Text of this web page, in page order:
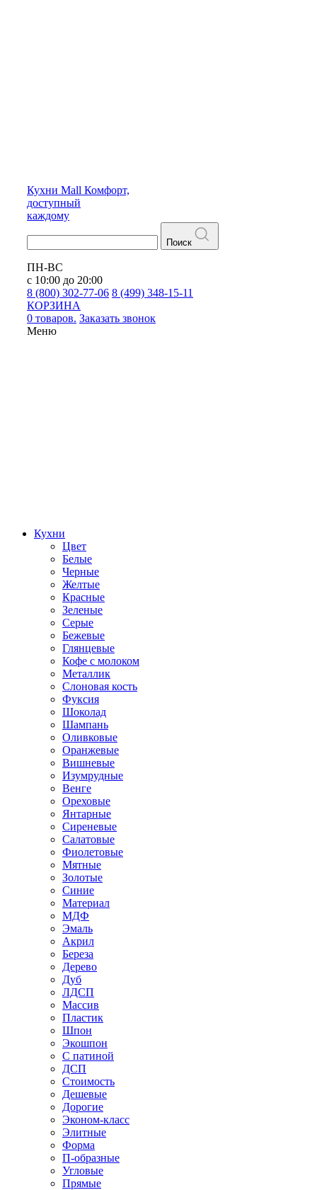
Кухни Mall Комфорт,
доступный
каждому
Поиск
ПН-ВС
с 10:00 до 20:00
8 (800) 302-77-06 8 (499) 348-15-11
КОРЗИНА
0 товаров. Заказать звонок
Меню
Кухни
Цвет
Белые
Черные
Желтые
Красные
Зеленые
Серые
Бежевые
Глянцевые
Кофе с молоком
Металлик
Слоновая кость
Фуксия
Шоколад
Шампань
Оливковые
Оранжевые
Вишневые
Изумрудные
Венге
Ореховые
Янтарные
Сиреневые
Салатовые
Фиолетовые
Мятные
Золотые
Синие
Материал
МДФ
Эмаль
Акрил
Береза
Дерево
Дуб
ЛДСП
Массив
Пластик
Шпон
Экошпон
С патиной
ДСП
Стоимость
Дешевые
Дорогие
Эконом-класс
Элитные
Форма
П-образные
Угловые
Прямые